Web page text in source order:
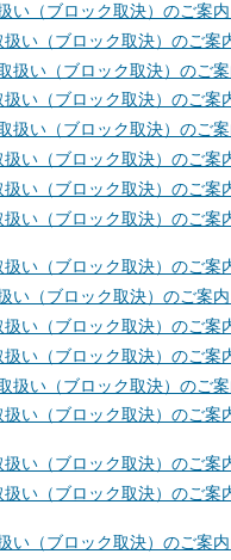
（ブロック取決）のご案内
（ブロック取決）のご案
い（ブロック取決）のご案
（ブロック取決）のご案
い（ブロック取決）のご案
（ブロック取決）のご案
（ブロック取決）のご案
い（ブロック取決）のご案
（ブロック取決）のご案
（ブロック取決）のご案内
（ブロック取決）のご案
（ブロック取決）のご案
い（ブロック取決）のご案
い（ブロック取決）のご案
（ブロック取決）のご案
い（ブロック取決）のご案
（ブロック取決）のご案内